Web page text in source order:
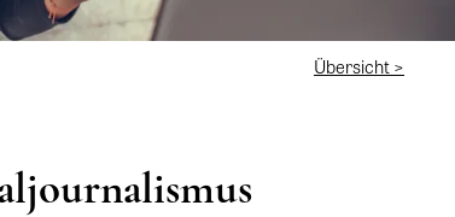
Übersicht >